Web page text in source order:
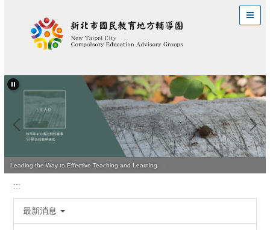
區
Quality Teaching Is Vital for Improving Student Learning
Leading the Way to Effective Teaching and Learning
:::
最新消息